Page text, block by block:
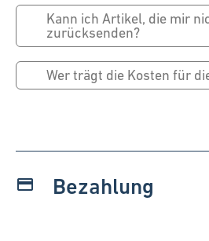
Kann ich Artikel, die mir
zurücksenden?
Wer trägt die Kosten für
payment Bezahlung